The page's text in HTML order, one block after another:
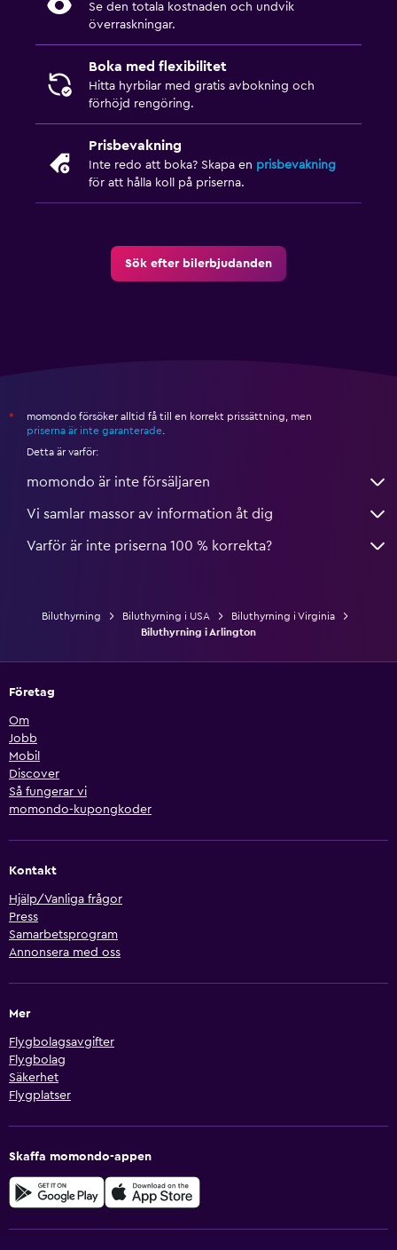
Se den totala kostnaden och undvik
överraskningar.
Boka med flexibilitet
Hitta hyrbilar med gratis avbokning och
förhöjd rengöring.
Prisbevakning
Inte redo att boka? Skapa en prisbevakning
för att hålla koll på priserna.
Sök efter bilerbjudanden
*
momondo försöker alltid få till en korrekt prissättning, men
priserna är inte garanterade.
Detta är varför:
momondo är inte försäljaren
Vi samlar massor av information åt dig
Varför är inte priserna 100 % korrekta?
Biluthyrning Biluthyrning i USA
Biluthyrning i Virginia
Biluthyrning i Arlington
Företag
Om
Jobb
Mobil
Discover
Så fungerar vi
momondo-kupongkoder
Kontakt
Hjälp/Vanliga frågor
Press
Samarbetsprogram
Annonsera med oss
Mer
Flygbolagsavgifter
Flygbolag
Säkerhet
Flygplatser
Skaffa momondo-appen